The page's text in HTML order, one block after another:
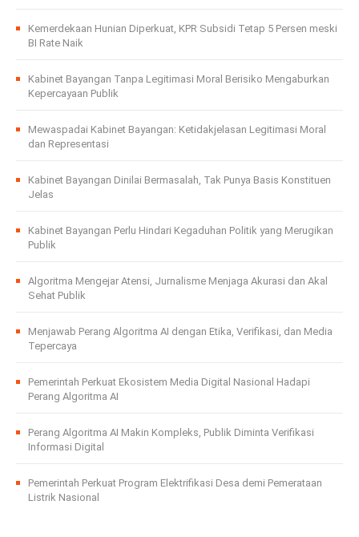
Kemerdekaan Hunian Diperkuat, KPR Subsidi Tetap 5 Persen meski
BI Rate Naik
Kabinet Bayangan Tanpa Legitimasi Moral Berisiko Mengaburkan
Kepercayaan Publik
Mewaspadai Kabinet Bayangan: Ketidakjelasan Legitimasi Moral
dan Representasi
Kabinet Bayangan Dinilai Bermasalah, Tak Punya Basis Konstituen
Jelas
Kabinet Bayangan Perlu Hindari Kegaduhan Politik yang Merugikan
Publik
Algoritma Mengejar Atensi, Jurnalisme Menjaga Akurasi dan Akal
Sehat Publik
Menjawab Perang Algoritma AI dengan Etika, Verifikasi, dan Media
Tepercaya
Pemerintah Perkuat Ekosistem Media Digital Nasional Hadapi
Perang Algoritma AI
Perang Algoritma AI Makin Kompleks, Publik Diminta Verifikasi
Informasi Digital
Pemerintah Perkuat Program Elektrifikasi Desa demi Pemerataan
Listrik Nasional